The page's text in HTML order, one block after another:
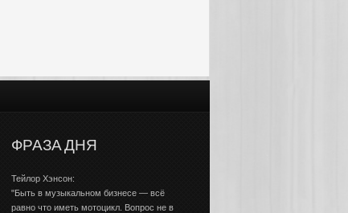
ФРАЗА ДНЯ
Тейлор Хэнсон:
"Быть в музыкальном бизнесе — всё
равно что иметь мотоцикл. Вопрос не в